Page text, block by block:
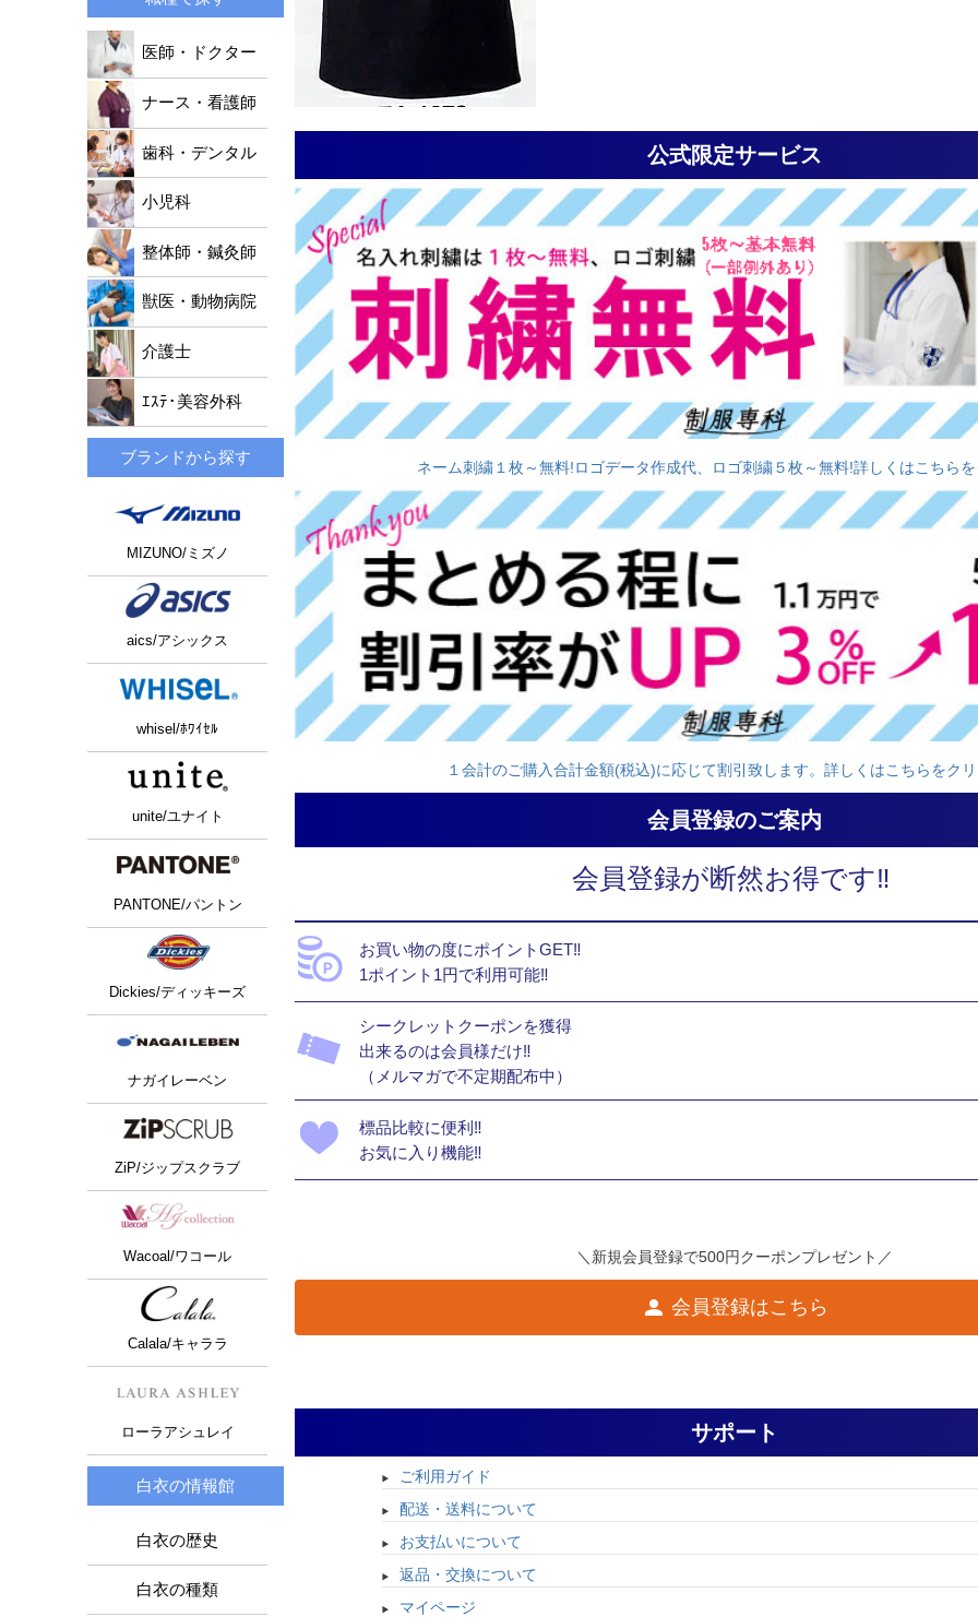
医師・ドクター
ナース・看護師
歯科・デンタル
小児科
整体師・鍼灸師
獣医・動物病院
介護士
ｴｽﾃ･美容外科
ブランドから探す
MIZUNO/ミズノ
aics/アシックス
whisel/ﾎﾜｲｾﾙ
unite/ユナイト
PANTONE/パントン
Dickies/ディッキーズ
ナガイレーベン
ZiP/ジップスクラブ
Wacoal/ワコール
Calala/キャララ
ローラアシュレイ
白衣の情報館
白衣の歴史
白衣の種類
公式限定サービス
ネーム刺繍１枚～無料!ロゴデータ作成代、ロゴ刺繍５枚～無料!詳しくはこちら
１会計のご購入合計金額(税込)に応じて割引致します。詳しくはこちらをク
会員登録のご案内
会員登録が断然お得です‼
お買い物の度にポイントGET‼
1ポイント1円で利用可能‼
シークレットクーポンを獲得
出来るのは会員様だけ‼
（メルマガで不定期配布中）
標品比較に便利‼
お気に入り機能‼
＼新規会員登録で500円クーポンプレゼント／
会員登録はこちら
サポート
ご利用ガイド
配送・送料について
お支払いについて
返品・交換について
マイページ